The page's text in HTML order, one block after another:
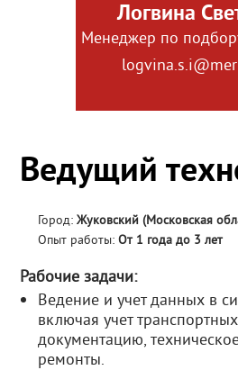
Логвина
Менеджер по
Ведущий
Город:Жуковский (Московская
Опыт работы:От 1 года до 3 лет
Рабочие задачи:
Ведение и учет данных в
включая учет
документацию,
ремонты.